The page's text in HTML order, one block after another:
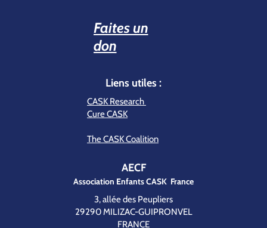
Faites un
don
Liens utiles :
CASK Research
Cure CASK
The CASK Coalition
AECF
Association Enfants CASK France
3, allée des Peupliers
29290 MILIZAC-GUIPRONVEL
FRANCE